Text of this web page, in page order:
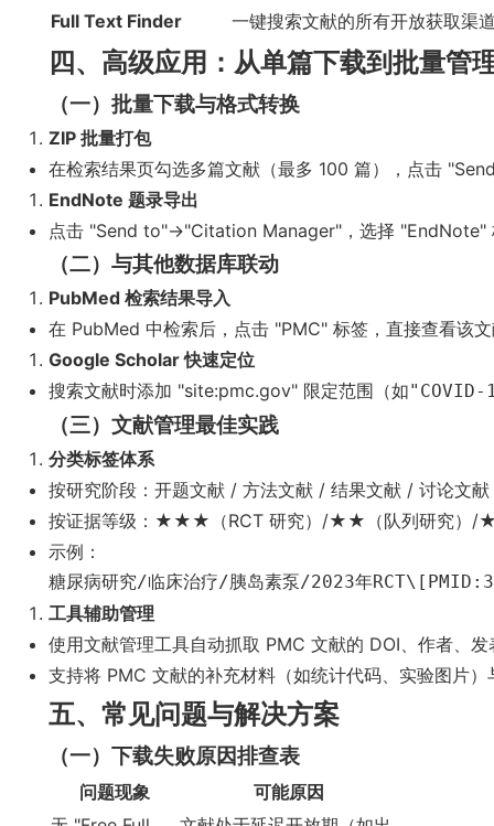
Full Text Finder
一键搜索文献的所有开放获取渠
四、高级应用：从单篇下载到批量管
（一）批量下载与格式转换
ZIP 批量打包
在检索结果页勾选多篇文献（最多 100 篇），点击
EndNote 题录导出
点击 "Send to"→"Citation Manager"，选择 "EndNote"
（二）与其他数据库联动
PubMed 检索结果导入
在 PubMed 中检索后，点击 "PMC" 标签，直接查看该
Google Scholar 快速定位
搜索文献时添加 "site:pmc.gov" 限定范围（如
（三）文献管理最佳实践
分类标签体系
按研究阶段：开题文献 / 方法文献 / 结果文献 / 讨论文献
按证据等级：★★★（RCT 研究）/★★（队列研究）/★
示例：
糖尿病研究/临床治疗/胰岛素泵/2023年
工具辅助管理
使用文献管理工具自动抓取 PMC 文献的 DOI、作者、
支持将 PMC 文献的补充材料（如统计代码、实验图片
五、常见问题与解决方案
（一）下载失败原因排查表
问题现象
可能原因